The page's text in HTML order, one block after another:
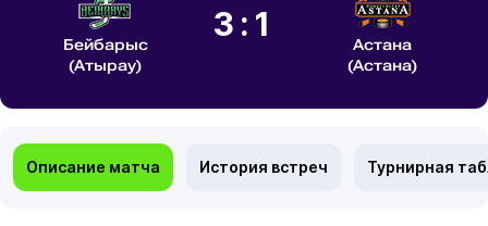
Бейбарыс
(Атырау)
3:1
Астана
(Астана)
Описание матча История встреч Турнирная